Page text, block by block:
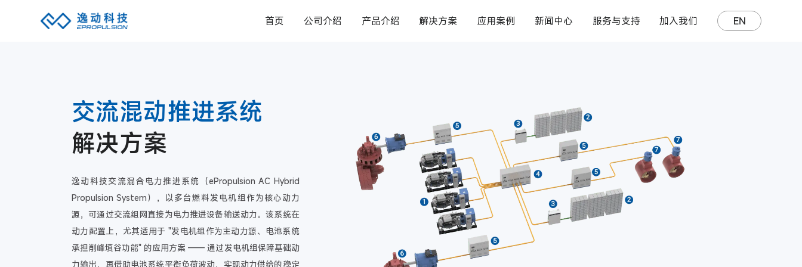
首页 公司介绍 产品介绍 解决方案 应用案例 新闻中心 服务与支持 加入我们 EN
交流混动推进系统
解决方案
逸动科技交流混合电力推进系统（ePropulsion AC Hybrid
Propulsion System），以多台燃料发电机组作为核心动力
源，可通过交流组网直接为电力推进设备输送动力。该系统在
动力配置上，尤其适用于 "发电机组作为主动力源、电池系统
承担削峰填谷功能" 的应用方案 —— 通过发电机组保障基础动
力输出，再借助电池系统平衡负荷波动，实现动力供给的稳定